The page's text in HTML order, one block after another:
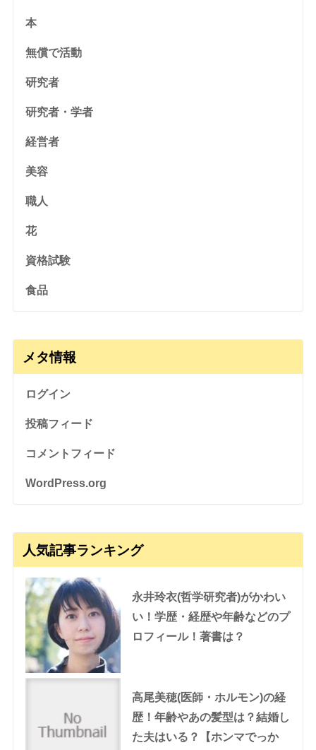
本
無償で活動
研究者
研究者・学者
経営者
美容
職人
花
資格試験
食品
メタ情報
ログイン
投稿フィード
コメントフィード
WordPress.org
人気記事ランキング
永井玲衣(哲学研究者)がかわい
い！学歴・経歴や年齢などのプ
ロフィール！著書は？
高尾美穂(医師・ホルモン)の経
歴！年齢やあの髪型は？結婚し
た夫はいる？【ホンマでっか